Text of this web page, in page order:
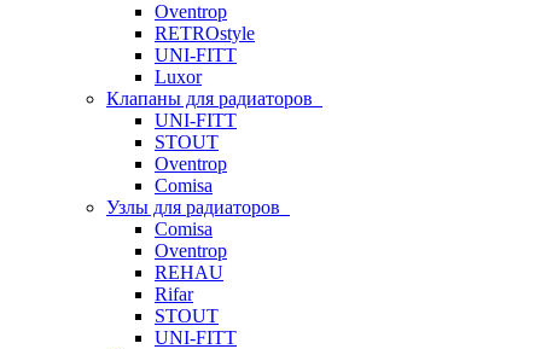
Oventrop
RETROstyle
UNI-FITT
Luxor
Клапаны для радиаторов
UNI-FITT
STOUT
Oventrop
Comisa
Узлы для радиаторов
Comisa
Oventrop
REHAU
Rifar
STOUT
UNI-FITT